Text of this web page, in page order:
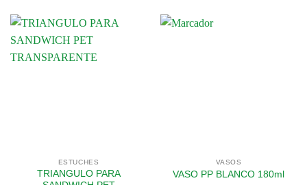
ESTUCHES
TRIANGULO PARA
VASOS
VASO PP BLANCO 180ml